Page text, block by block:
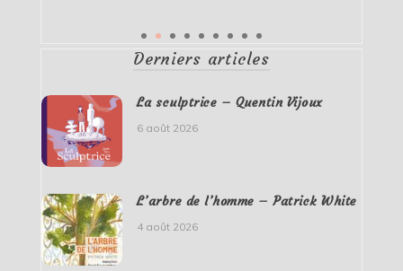
Derniers articles
La sculptrice – Quentin Vijoux
6 août 2026
L’arbre de l’homme – Patrick White
4 août 2026